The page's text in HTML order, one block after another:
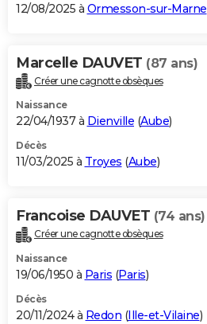
12/08/2025 à Ormesson-sur-Marne
Marcelle DAUVET (87 ans)
Créer une cagnotte obsèques
Naissance
22/04/1937 à Dienville (Aube)
Décès
11/03/2025 à Troyes (Aube)
Francoise DAUVET (74 ans)
Créer une cagnotte obsèques
Naissance
19/06/1950 à Paris (Paris)
Décès
20/11/2024 à Redon (Ille-et-Vilaine)